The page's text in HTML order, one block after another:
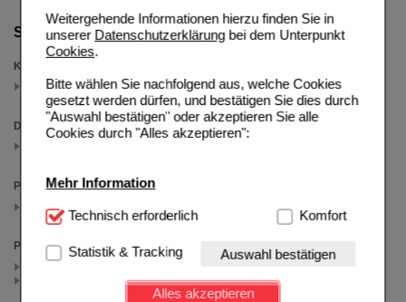
Weitergehende Informationen hierzu finden Sie in
unserer Datenschutzerklärungbei dem Unterpunkt
Cookies.
Bitte wählen Sie nachfolgend aus, welche Cookies
gesetzt werden dürfen, und bestätigen Sie dies durch
"Auswahl bestätigen" oder akzeptieren Sie alle
Cookies durch "Alles akzeptieren":
Mehr Information
Technisch Notwendig:Hierbei handelt es sich um
Website notwendig sind (z.B. Navigation, Warenkorb,
Kundenkonto), weshalb auf diese nicht verzichtet
werden kann.
Technisch erforderlich Komfort
Statistik & Tracking Auswahl bestätigen
Alles akzeptieren
Suche verfeinern
Kategorien
trockene Haut
(auswahl entfernen)
Darreichungsform
Packungsgröße
200 ml
(auswahl entfernen)
Preis